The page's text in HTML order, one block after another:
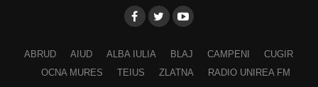
Georgiana Petrescu
Georgiana Pavelescu
Alina Andrei
ABRUD AIUD ALBA IULIA BLAJ CAMPENI
CUGIR
OCNA MURES
TEIUS ZLATNA
RADIO UNIREA FM